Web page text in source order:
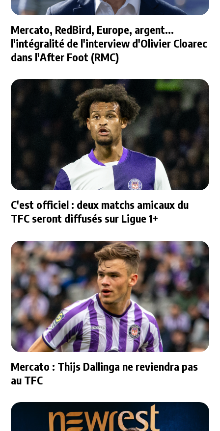
Mercato, RedBird, Europe, argent...
l'intégralité de l'interview d'Olivier Cloarec
dans l'After Foot (RMC)
C'est officiel : deux matchs amicaux du
TFC seront diffusés sur Ligue 1+
Mercato : Thijs Dallinga ne reviendra pas
au TFC